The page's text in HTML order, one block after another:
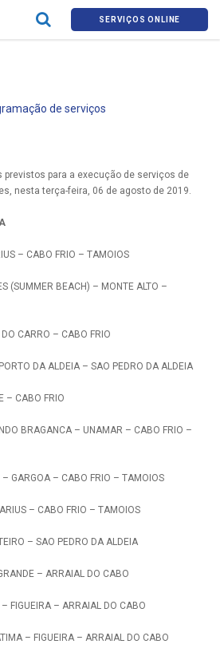
SERVIÇOS ONLINE
de serviços
para a execução de serviços de
nesta terça-feira, 06 de agosto de 2019.
– CABO FRIO – TAMOIOS
(SUMMER BEACH) – MONTE ALTO –
CARRO – CABO FRIO
DA ALDEIA – SAO PEDRO DA ALDEIA
– CABO FRIO
BRAGANCA – UNAMAR – CABO FRIO –
– GARGOA – CABO FRIO – TAMOIOS
– CABO FRIO – TAMOIOS
– SAO PEDRO DA ALDEIA
– ARRAIAL DO CABO
FIGUEIRA – ARRAIAL DO CABO
– FIGUEIRA – ARRAIAL DO CABO